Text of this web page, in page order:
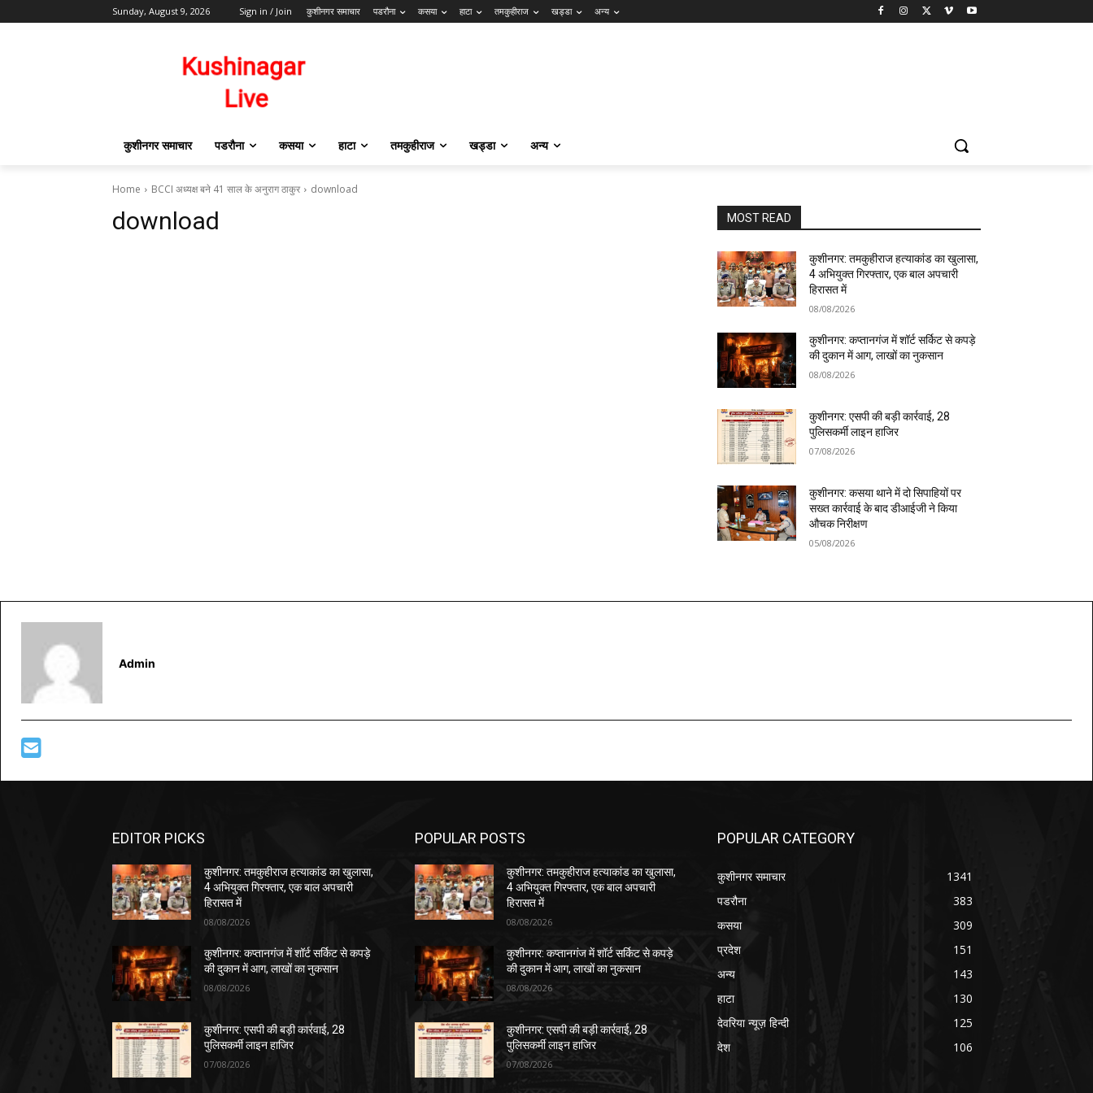
Sunday, August 9, 2026 Sign in / Join कुशीनगर समाचार पडरौना कसया हाटा तमकुहीराज खड्डा अन्य
कुशीनगर समाचार पडरौना कसया हाटा तमकुहीराज खड्डा अन्य
Home BCCI अध्यक्ष बने 41 साल के अनुराग ठाकुर download
download MOST READ
कुशीनगर: तमकुहीराज हत्याकांड का खुलासा,
4 अभियुक्त गिरफ्तार, एक बाल अपचारी
हिरासत में
08/08/2026
कुशीनगर: कप्तानगंज में शॉर्ट सर्किट से कपड़े
की दुकान में आग, लाखों का नुकसान
08/08/2026
कुशीनगर: एसपी की बड़ी कार्रवाई, 28
पुलिसकर्मी लाइन हाजिर
07/08/2026
कुशीनगर: कसया थाने में दो सिपाहियों पर
सख्त कार्रवाई के बाद डीआईजी ने किया
औचक निरीक्षण
05/08/2026
Admin
EDITOR PICKS
कुशीनगर: तमकुहीराज हत्याकांड का खुलासा,
4 अभियुक्त गिरफ्तार, एक बाल अपचारी
हिरासत में
08/08/2026
कुशीनगर: कप्तानगंज में शॉर्ट सर्किट से कपड़े
की दुकान में आग, लाखों का नुकसान
08/08/2026
कुशीनगर: एसपी की बड़ी कार्रवाई, 28
पुलिसकर्मी लाइन हाजिर
07/08/2026
POPULAR POSTS
कुशीनगर: तमकुहीराज हत्याकांड का खुलासा,
4 अभियुक्त गिरफ्तार, एक बाल अपचारी
हिरासत में
08/08/2026
कुशीनगर: कप्तानगंज में शॉर्ट सर्किट से कपड़े
की दुकान में आग, लाखों का नुकसान
08/08/2026
कुशीनगर: एसपी की बड़ी कार्रवाई, 28
पुलिसकर्मी लाइन हाजिर
07/08/2026
POPULAR CATEGORY
कुशीनगर समाचार
1341
पडरौना
383
कसया
309
प्रदेश
151
अन्य
143
हाटा
130
देवरिया न्यूज़ हिन्दी
125
देश
106